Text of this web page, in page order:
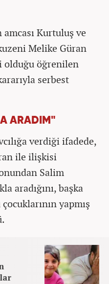
Kurtuluş ve
Melike Güran
olduğu öğrenilen
serbest
ARADIM"
verdiği ifadede,
ile ilişkisi
Salim
aradığını, başka
yapmış